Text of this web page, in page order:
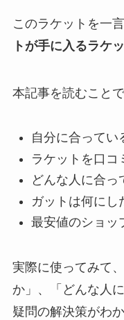
このラケットを一
トが手に入るラケ
本記事を読むこと
自分に合ってい
ラケットを口コ
どんな人に合っ
ガットは何にし
最安値のショッ
実際に使ってみて
か」、「どんな人
疑問の解決策がわ